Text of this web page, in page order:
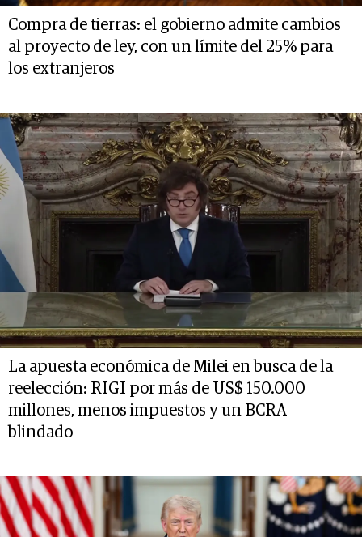
Compra de tierras: el gobierno admite cambios
al proyecto de ley, con un límite del 25% para
los extranjeros
La apuesta económica de Milei en busca de la
reelección: RIGI por más de US$ 150.000
millones, menos impuestos y un BCRA
blindado